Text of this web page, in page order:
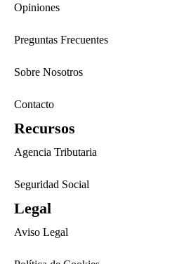
Opiniones
Preguntas Frecuentes
Sobre Nosotros
Contacto
Recursos
Agencia Tributaria
Seguridad Social
Legal
Aviso Legal